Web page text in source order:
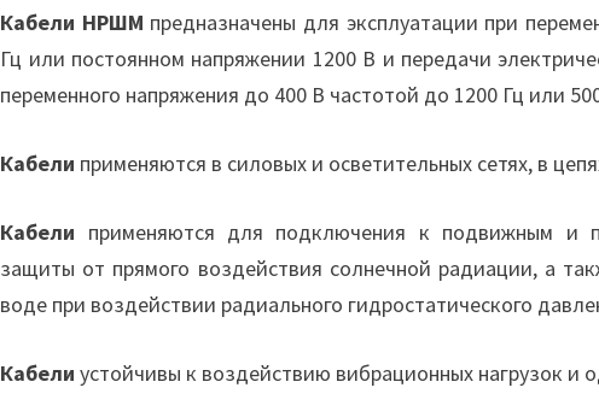
Кабели НРШМ предназначены для эксплуатации при
Гц или постоянном напряжении 1200 В и передачи
переменного напряжения до 400 В частотой до 1200 Гц или
Кабели применяются в силовых и осветительных сетях, в
Кабели применяются для подключения к подвижным и
защиты от прямого воздействия солнечной радиации, а
воде при воздействии радиального гидростатического
Кабели устойчивы к воздействию вибрационных нагрузок и